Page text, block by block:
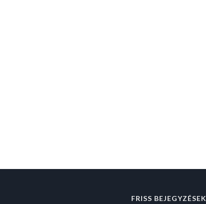
FRISS BEJEGYZÉSEK